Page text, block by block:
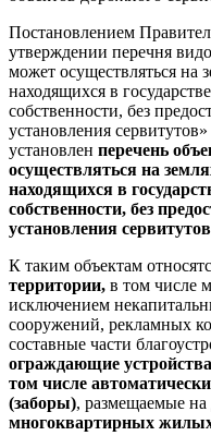
Постановлением
утверждении перечня
может осуществляться на
находящихся в
собственности, без
установления
установлен перечень
осуществляться на
находящихся в
собственности, без
установления
К таким объектам
территории, в том числе
исключением
сооружений, рекламных
составные части
ограждающие
том числе
(заборы), размещаемые на
многоквартирных